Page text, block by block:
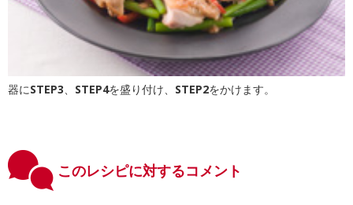
器にSTEP3、 STEP4を盛り付け、 STEP2をかけます。
このレシピに対するコメント